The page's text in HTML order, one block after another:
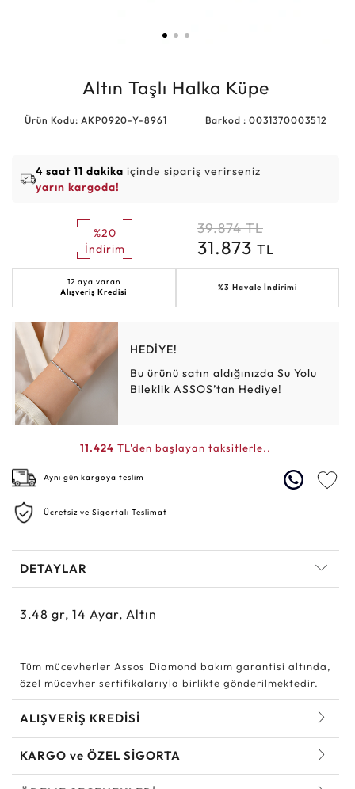
Altın Taşlı Halka Küpe
Ürün Kodu: AKP0920-Y-8961 Barkod : 0031370003512
4 saat 11 dakika içinde sipariş verirseniz
yarın kargoda!
%20
İndirim
39.874 TL
31.873 TL
12 aya varan
Alışveriş Kredisi
%3 Havale İndirimi
HEDİYE!
Bu ürünü satın aldığınızda Su Yolu
Bileklik ASSOS’tan Hediye!
11.424 TL'den başlayan taksitlerle..
Aynı gün kargoya teslim
Ücretsiz ve Sigortalı Teslimat
DETAYLAR
3.48 gr, 14 Ayar, Altın
Tüm mücevherler Assos Diamond bakım garantisi altında,
özel mücevher sertifikalarıyla birlikte gönderilmektedir.
ALIŞVERİŞ KREDİSİ
KARGO ve ÖZEL SİGORTA